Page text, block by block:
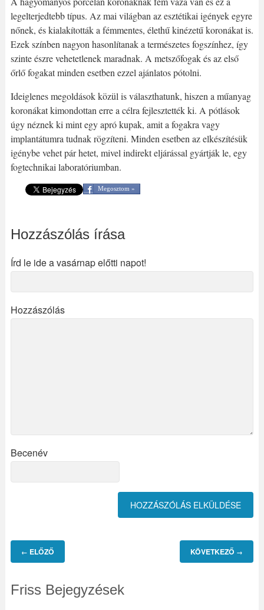
legelterjedtebb típus. Az mai világban az esztétikai igények egyre
nőnek, és kialakították a fémmentes, élethű kinézetű koronákat is.
Ezek színben nagyon hasonlítanak a természetes fogszínhez, így
szinte észre vehetetlenek maradnak. A metszőfogak és az első
őrlő fogakat minden esetben ezzel ajánlatos pótolni.
Ideiglenes megoldások közül is választhatunk, hiszen a műanyag
koronákat kimondottan erre a célra fejlesztették ki. A pótlások
úgy néznek ki mint egy apró kupak, amit a fogakra vagy
implantátumra tudnak rögzíteni. Minden esetben az elkészítésük
igénybe vehet pár hetet, mivel indirekt eljárással gyártják le, egy
fogtechnikai laboratóriumban.
Megosztom »
Hozzászólás írása
Írd le ide a vasárnap előtti napot!
Hozzászólás
Becenév
← ELŐZŐ KÖVETKEZŐ →
Friss Bejegyzések